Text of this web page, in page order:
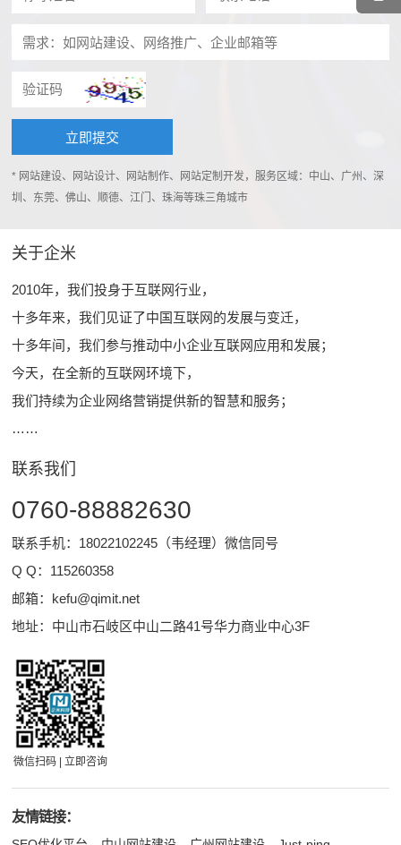
* 网站建设、网站设计、网站制作、网站定制开发，服务区域：中山、广州、深
圳、东莞、佛山、顺德、江门、珠海等珠三角城市
关于企米
2010年，我们投身于互联网行业，
十多年来，我们见证了中国互联网的发展与变迁，
十多年间，我们参与推动中小企业互联网应用和发展；
今天，在全新的互联网环境下，
我们持续为企业网络营销提供新的智慧和服务；
……
联系我们
0760-88882630
联系手机：18022102245（韦经理）微信同号
Q Q： 115260358
邮箱： kefu@qimit.net
地址：中山市石岐区中山二路41号华力商业中心3F
微信扫码 | 立即咨询
友情链接：